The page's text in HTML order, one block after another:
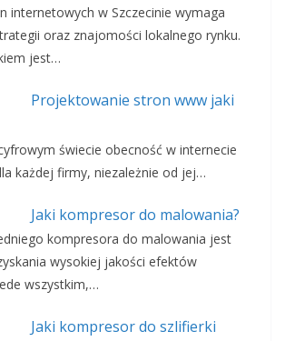
internetowych w Szczecinie wymaga
oraz znajomości lokalnego rynku.
jest…
Projektowanie stron www jaki
świecie obecność w internecie
każdej firmy, niezależnie od jej…
Jaki kompresor do malowania?
kompresora do malowania jest
wysokiej jakości efektów
wszystkim,…
Jaki kompresor do szlifierki